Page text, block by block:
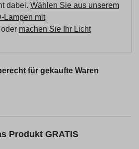
dabei. Wählen Sie aus unserem
Lampen mit
oder machen Sie Ihr Licht
für gekaufte Waren
Produkt GRATIS